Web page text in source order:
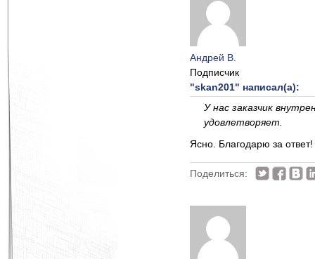
Андрей В.
Подписчик
"skan201" написал(а):
У нас заказчик
удовлетворяет.
Ясно. Благодарю за ответ!
Поделиться: